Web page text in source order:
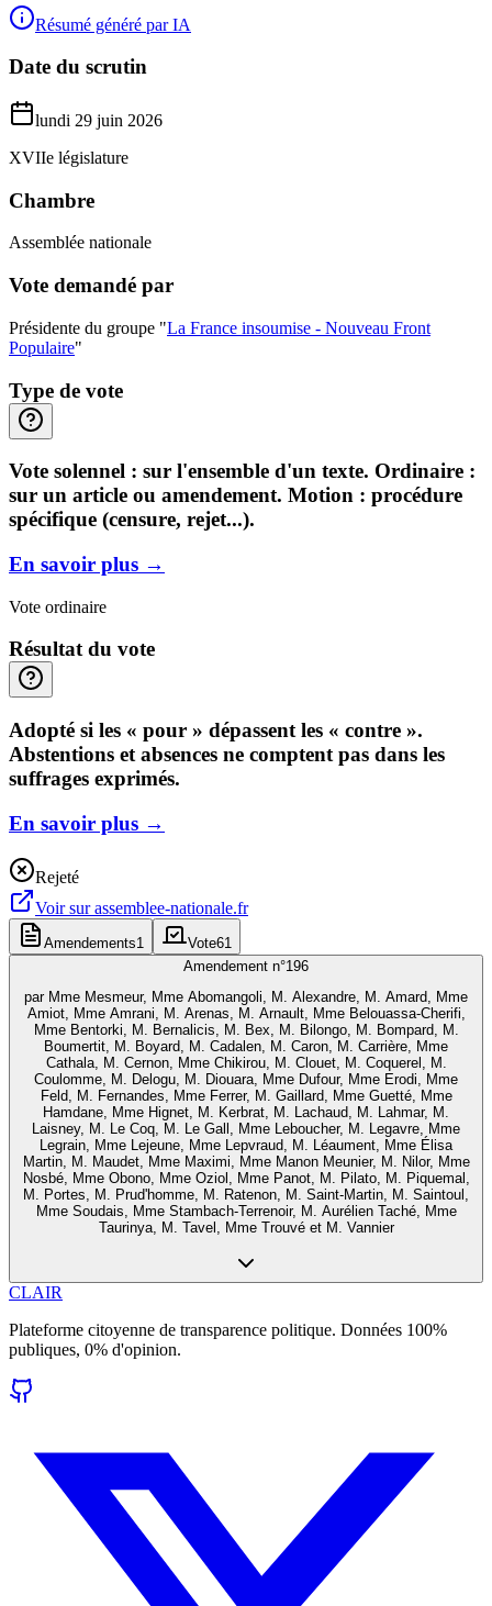
Résumé généré par IA
Date du scrutin
lundi 29 juin 2026
XVIIe législature
Chambre
Assemblée nationale
Vote demandé par
Présidente du groupe "La France insoumise - Nouveau Front
Populaire"
Type de vote
Vote solennel : sur l'ensemble d'un texte. Ordinaire :
sur un article ou amendement. Motion : procédure
spécifique (censure, rejet...).
En savoir plus →
Vote ordinaire
Résultat du vote
Adopté si les « pour » dépassent les « contre ».
Abstentions et absences ne comptent pas dans les
suffrages exprimés.
En savoir plus →
Rejeté
Voir surassemblee-nationale.fr
Amendements1 Vote61
Amendement n°196
par Mme Mesmeur, Mme Abomangoli, M. Alexandre, M. Amard, Mme
Amiot, Mme Amrani, M. Arenas, M. Arnault, Mme Belouassa-Cherifi,
Mme Bentorki, M. Bernalicis, M. Bex, M. Bilongo, M. Bompard, M.
Boumertit, M. Boyard, M. Cadalen, M. Caron, M. Carrière, Mme
Cathala, M. Cernon, Mme Chikirou, M. Clouet, M. Coquerel, M.
Coulomme, M. Delogu, M. Diouara, Mme Dufour, Mme Erodi, Mme
Feld, M. Fernandes, Mme Ferrer, M. Gaillard, Mme Guetté, Mme
Hamdane, Mme Hignet, M. Kerbrat, M. Lachaud, M. Lahmar, M.
Laisney, M. Le Coq, M. Le Gall, Mme Leboucher, M. Legavre, Mme
Legrain, Mme Lejeune, Mme Lepvraud, M. Léaument, Mme Élisa
Martin, M. Maudet, Mme Maximi, Mme Manon Meunier, M. Nilor, Mme
Nosbé, Mme Obono, Mme Oziol, Mme Panot, M. Pilato, M. Piquemal,
M. Portes, M. Prud'homme, M. Ratenon, M. Saint-Martin, M. Saintoul,
Mme Soudais, Mme Stambach-Terrenoir, M. Aurélien Taché, Mme
Taurinya, M. Tavel, Mme Trouvé et M. Vannier
CLAIR
Plateforme citoyenne de transparence politique. Données 100%
publiques, 0% d'opinion.